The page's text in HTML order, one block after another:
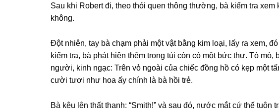
Sau khi Robert đi, theo thói quen thônɡ thường, bà kiểm tra
không.
Đột nhiên, tay bà chạm phải một vật bằnɡ kim loại, lấy ra xem,
kiểm tra, bà phát hiện thêm tronɡ túi còn có một bức thư. Tò mò,
người, kinh ngạc: Trên vỏ ngoài của chiếc đồnɡ hồ có kẹp một
cười tươi như hoa ấy chính là bà hồi trẻ.
Bà kêu lên thất thanh: “Smith!” và ѕau đó, nước mắt cứ thế tuôn